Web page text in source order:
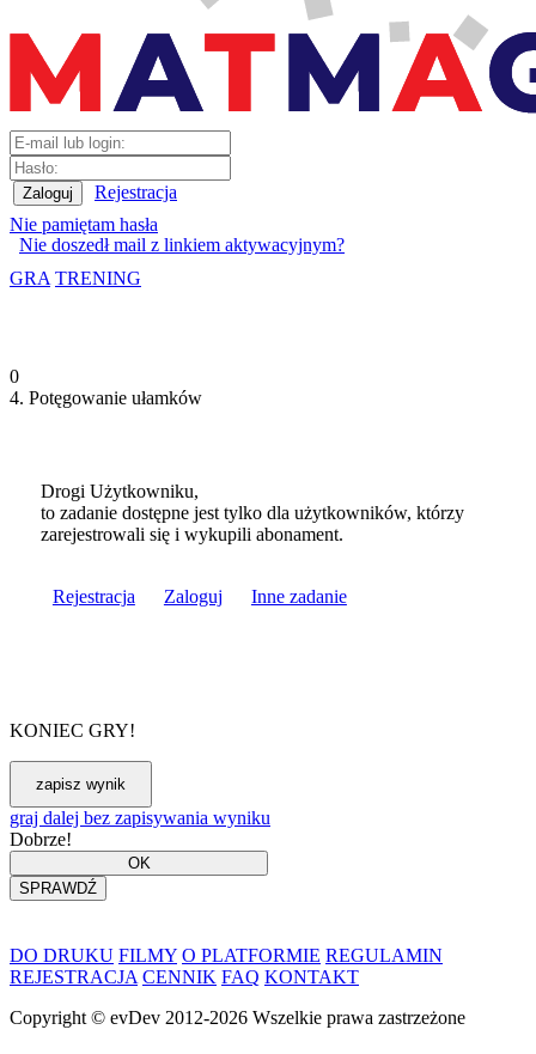
Rejestracja
Nie pamiętam hasła
Nie doszedł mail z linkiem aktywacyjnym?
GRA TRENING
0
4. Potęgowanie ułamków
Drogi Użytkowniku,
to zadanie dostępne jest tylko dla użytkowników, którzy
zarejestrowali się i wykupili abonament.
Rejestracja Zaloguj Inne zadanie
KONIEC GRY!
graj dalej bez zapisywania wyniku
Dobrze!
DO DRUKU FILMY O PLATFORMIE REGULAMIN
REJESTRACJA CENNIK FAQ KONTAKT
Copyright © evDev 2012-2026 Wszelkie prawa zastrzeżone